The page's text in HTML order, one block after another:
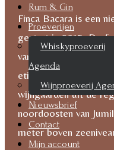
Rum & Gin
Proeverijen
Whiskyproeverij
Agenda
Wijnproeverij
Nieuwsbrief
Contact
Mijn account
Grapes
Jumilla
aantal
Finca Bacara is een
gestart in 2015. De
van kwaliteitswijnen,
etiketten. Hierbij
wijngaarden uit de
noordoosten van
meter boven